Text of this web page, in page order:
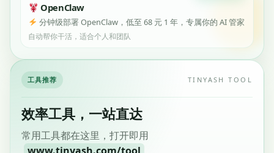
OpenClaw
分钟级部署 OpenClaw，低至 68 元 1 年，专属你的 AI 管家
自动帮你干活，适合个人和团队
工具推荐 TINYASH TOOL
效率工具，一站直达
常用工具都在这里，打开即用